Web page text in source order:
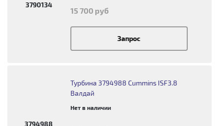
3790134
15 700 руб
Запрос
3794988
Турбина 3794988 Cummins ISF3.8
Валдай
Нет в наличии